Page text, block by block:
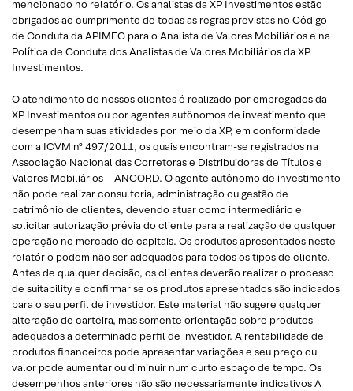
mencionado no relatório. Os analistas da XP Investimentos estão
obrigados ao cumprimento de todas as regras previstas no Código
de Conduta da APIMEC para o Analista de Valores Mobiliários e na
Política de Conduta dos Analistas de Valores Mobiliários da XP
Investimentos.
O atendimento de nossos clientes é realizado por empregados da
XP Investimentos ou por agentes autônomos de investimento que
desempenham suas atividades por meio da XP, em conformidade
com a ICVM nº 497/2011, os quais encontram-se registrados na
Associação Nacional das Corretoras e Distribuidoras de Títulos e
Valores Mobiliários – ANCORD. O agente autônomo de investimento
não pode realizar consultoria, administração ou gestão de
patrimônio de clientes, devendo atuar como intermediário e
solicitar autorização prévia do cliente para a realização de qualquer
operação no mercado de capitais. Os produtos apresentados neste
relatório podem não ser adequados para todos os tipos de cliente.
Antes de qualquer decisão, os clientes deverão realizar o processo
de suitability e confirmar se os produtos apresentados são indicados
para o seu perfil de investidor. Este material não sugere qualquer
alteração de carteira, mas somente orientação sobre produtos
adequados a determinado perfil de investidor. A rentabilidade de
produtos financeiros pode apresentar variações e seu preço ou
valor pode aumentar ou diminuir num curto espaço de tempo. Os
desempenhos anteriores não são necessariamente indicativos A